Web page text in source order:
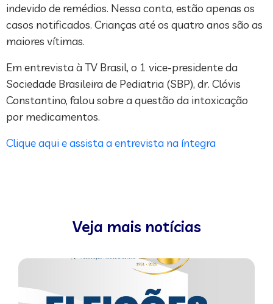
indevido de remédios. Nessa conta, estão apenas os
casos notificados. Crianças até os quatro anos são as
maiores vítimas.
Em entrevista à TV Brasil, o 1 vice-presidente da
Sociedade Brasileira de Pediatria (SBP), dr. Clóvis
Constantino, falou sobre a questão da intoxicação
por medicamentos.
Clique aqui e assista a entrevista na íntegra
Veja mais notícias